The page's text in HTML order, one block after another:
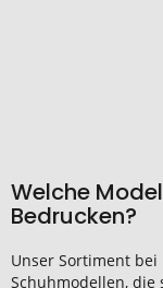
Welche
Bedrucken?
Unser Sortiment
Schuhmodellen,